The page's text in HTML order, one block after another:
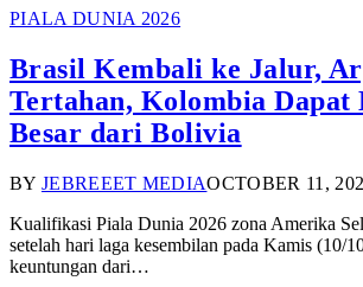
PIALA DUNIA 2026
Brasil Kembali ke Jalur,
Tertahan, Kolombia Dapat
Besar dari Bolivia
BY JEBREEET MEDIAOCTOBER 11,
Kualifikasi Piala Dunia 2026 zona Amerika
setelah hari laga kesembilan pada Kamis (10/
keuntungan dari…